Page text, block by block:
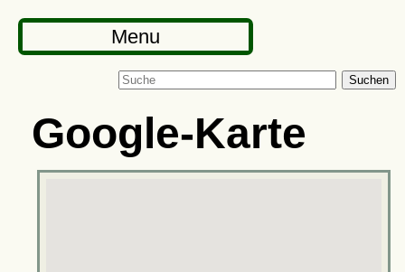
Menu
Suchen
Google-Karte